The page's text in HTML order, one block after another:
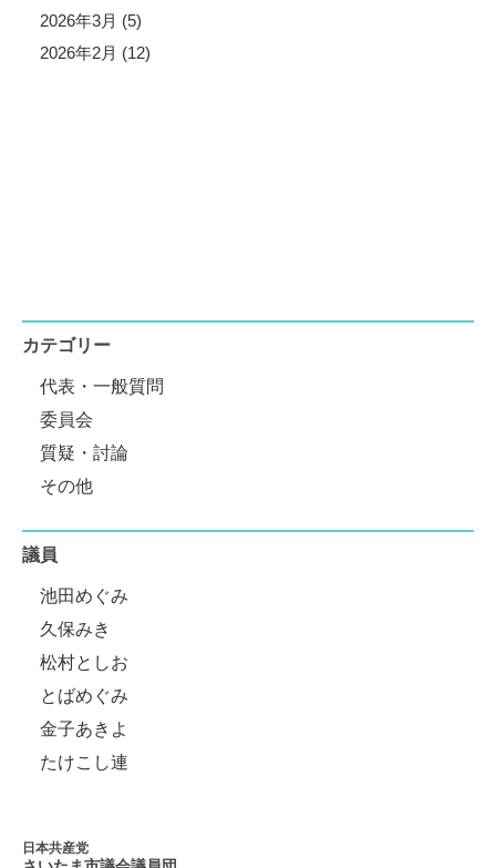
2026年3月 (5)
2026年2月 (12)
カテゴリー
代表・一般質問
委員会
質疑・討論
その他
議員
池田めぐみ
久保みき
松村としお
とばめぐみ
金子あきよ
たけこし連
日本共産党